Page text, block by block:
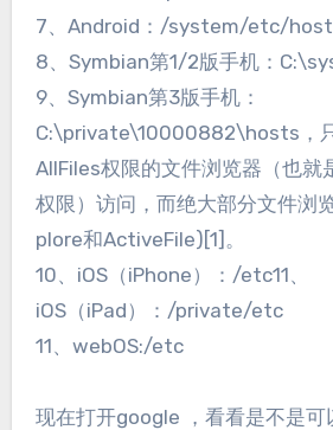
7、Android：/system/etc/
8、Symbian第1/2版手机：
9、Symbian第3版手机：
C:\private\10000882\hosts，
AllFiles权限的文件浏览器（也就
权限）访问，而绝大部分文件浏
plore和ActiveFile)[1]。
10、iOS（iPhone）：/etc11、
iOS（iPad）：/private/etc
11、webOS:/etc
现在打开google ，看看是不是可